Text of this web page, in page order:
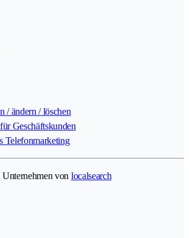
/ ändern / löschen
Geschäftskunden
Telefonmarketing
von localsearch